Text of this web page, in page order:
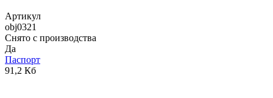
Артикул
obj0321
Снято с производства
Да
Паспорт
91,2 Кб